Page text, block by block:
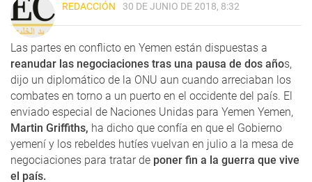
REDACCIÓN 30 DE JUNIO DE 2018, 8:32
Las partes en conflicto en Yemen están dispuestas a
reanudar las negociaciones tras una pausa de dos años,
dijo un diplomático de la ONU aun cuando arreciaban los
combates en torno a un puerto en el occidente del país. El
enviado especial de Naciones Unidas para Yemen Yemen,
Martin Griffiths, ha dicho que confía en que el Gobierno
yemení y los rebeldes hutíes vuelvan en julio a la mesa de
negociaciones para tratar de poner fin a la guerra que vive
el país.